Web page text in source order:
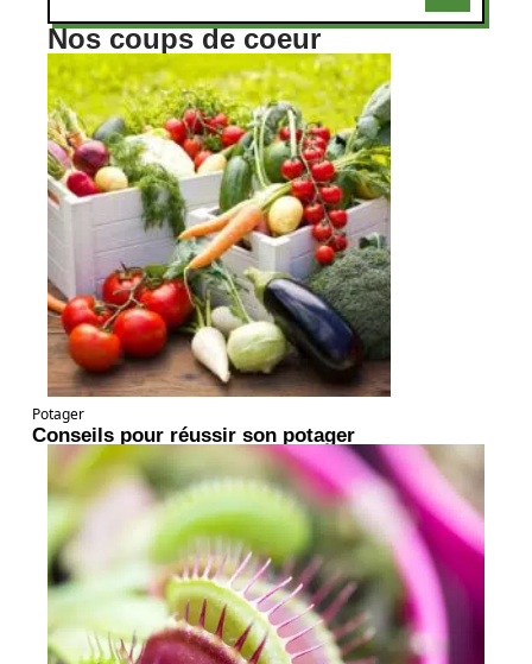
Nos coups de coeur
Potager
Conseils pour réussir son potager